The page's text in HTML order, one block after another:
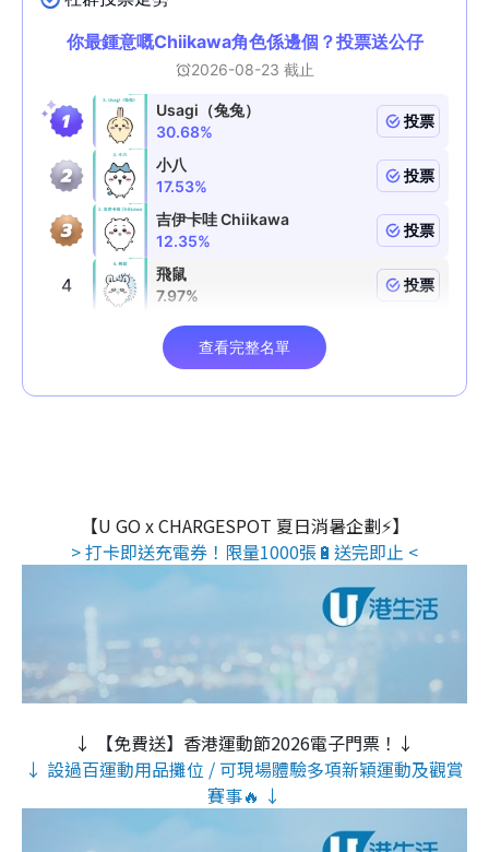
【U GO x CHARGESPOT 夏日消暑企劃⚡】
> 打卡即送充電券！限量1000張🔋送完即止 <
↓ 【免費送】香港運動節2026電子門票！↓
↓ 設過百運動用品攤位 / 可現場體驗多項新穎運動及觀賞
賽事🔥 ↓